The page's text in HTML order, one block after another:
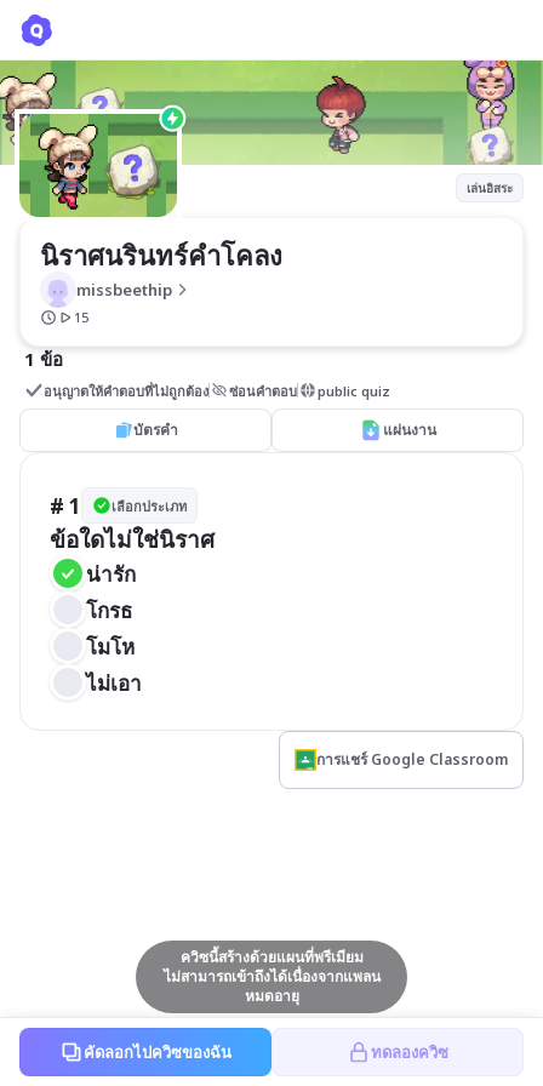
เล่นอิสระ
นิราศนรินทร์คำโคลง
missbeethip
15
1 ข้อ
อนุญาตให้คำตอบที่ไม่ถูกต้อง ซ่อนคำตอบ public quiz
บัตรคำ แผ่นงาน
# 1 เลือกประเภท
ข้อใดไม่ใช่นิราศ
น่ารัก
โกรธ
โมโห
ไม่เอา
การแชร์ Google Classroom
ควิซนี้สร้างด้วยแผนที่พรีเมียม
ไม่สามารถเข้าถึงได้เนื่องจากแพลน
หมดอายุ
คัดลอกไปควิซของฉัน ทดลองควิซ